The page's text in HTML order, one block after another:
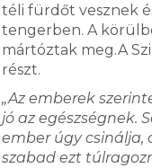
téli fürdőt vesznek
tengerben. A
mártóztak meg.A
részt.
„Az emberek
jó az egészségnek.
ember úgy csinálja,
szabad ezt